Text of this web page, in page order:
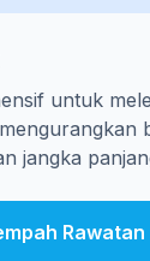
untuk
jangka
Rawatan